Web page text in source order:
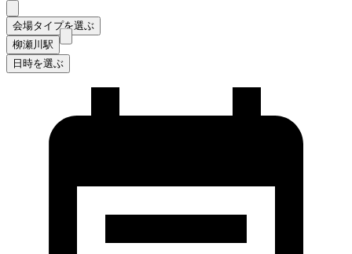
会場タイプを選ぶ
柳瀬川駅
日時を選ぶ